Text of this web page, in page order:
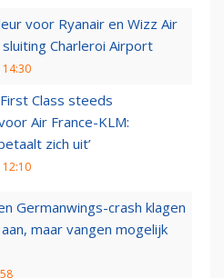
voor Ryanair en Wizz Air
Charleroi Airport
Class steeds
Air France-KLM:
zich uit’
Germanwings-crash klagen
maar vangen mogelijk